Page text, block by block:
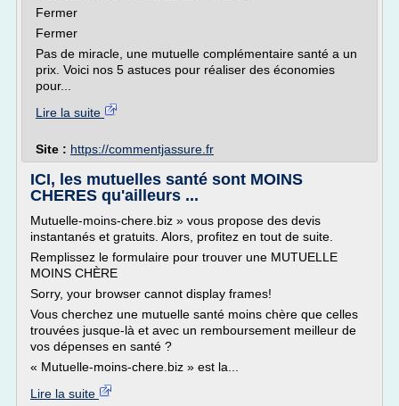
Fermer
Fermer
Pas de miracle, une mutuelle complémentaire santé a un
prix. Voici nos 5 astuces pour réaliser des économies
pour...
Lire la suite
Site : https://commentjassure.fr
ICI, les mutuelles santé sont MOINS
CHERES qu'ailleurs ...
Mutuelle-moins-chere.biz » vous propose des devis
instantanés et gratuits. Alors, profitez en tout de suite.
Remplissez le formulaire pour trouver une MUTUELLE
MOINS CHÈRE
Sorry, your browser cannot display frames!
Vous cherchez une mutuelle santé moins chère que celles
trouvées jusque-là et avec un remboursement meilleur de
vos dépenses en santé ?
« Mutuelle-moins-chere.biz » est la...
Lire la suite